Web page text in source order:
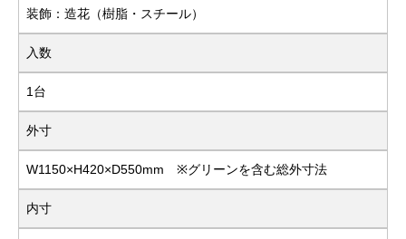
装飾：造花（樹脂・スチール）
入数
1台
外寸
W1150×H420×D550mm ※グリーンを含む総外寸法
内寸